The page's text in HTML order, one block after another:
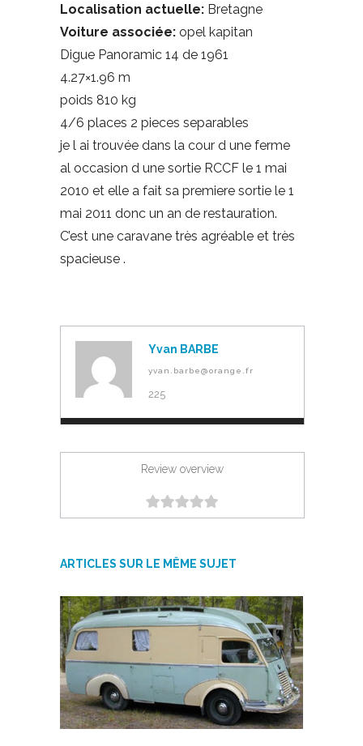
Localisation actuelle: Bretagne
Voiture associée: opel kapitan
Digue Panoramic 14 de 1961
4.27×1.96 m
poids 810 kg
4/6 places 2 pieces separables
je l ai trouvée dans la cour d une ferme
al occasion d une sortie RCCF le 1 mai
2010 et elle a fait sa premiere sortie le 1
mai 2011 donc un an de restauration.
C’est une caravane très agréable et très
spacieuse .
Yvan BARBE
yvan.barbe@orange.fr
225
Review overview
ARTICLES SUR LE MÊME SUJET